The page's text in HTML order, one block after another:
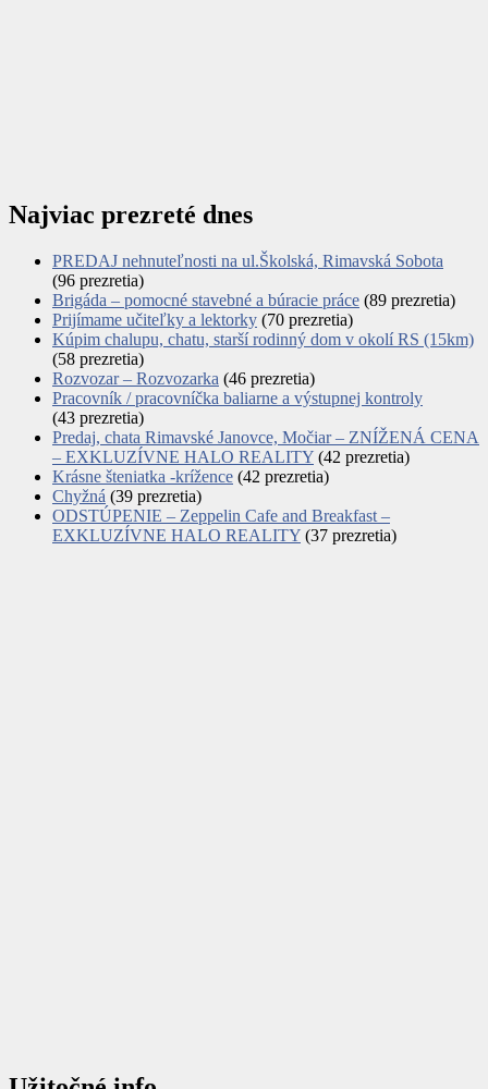
Najviac prezreté dnes
PREDAJ nehnuteľnosti na ul.Školská, Rimavská Sobota
(96 prezretia)
Brigáda – pomocné stavebné a búracie práce (89 prezretia)
Prijímame učiteľky a lektorky (70 prezretia)
Kúpim chalupu, chatu, starší rodinný dom v okolí RS (15km)
(58 prezretia)
Rozvozar – Rozvozarka (46 prezretia)
Pracovník / pracovníčka baliarne a výstupnej kontroly
(43 prezretia)
Predaj, chata Rimavské Janovce, Močiar – ZNÍŽENÁ CENA
– EXKLUZÍVNE HALO REALITY (42 prezretia)
Krásne šteniatka -krížence (42 prezretia)
Chyžná (39 prezretia)
ODSTÚPENIE – Zeppelin Cafe and Breakfast –
EXKLUZÍVNE HALO REALITY (37 prezretia)